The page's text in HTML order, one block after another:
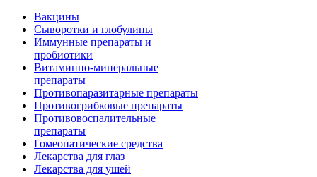
Вакцины
Сыворотки и глобулины
Иммунные препараты и
пробиотики
Витаминно-минеральные
препараты
Противопаразитарные препараты
Противогрибковые препараты
Противовоспалительные
препараты
Гомеопатические средства
Лекарства для глаз
Лекарства для ушей